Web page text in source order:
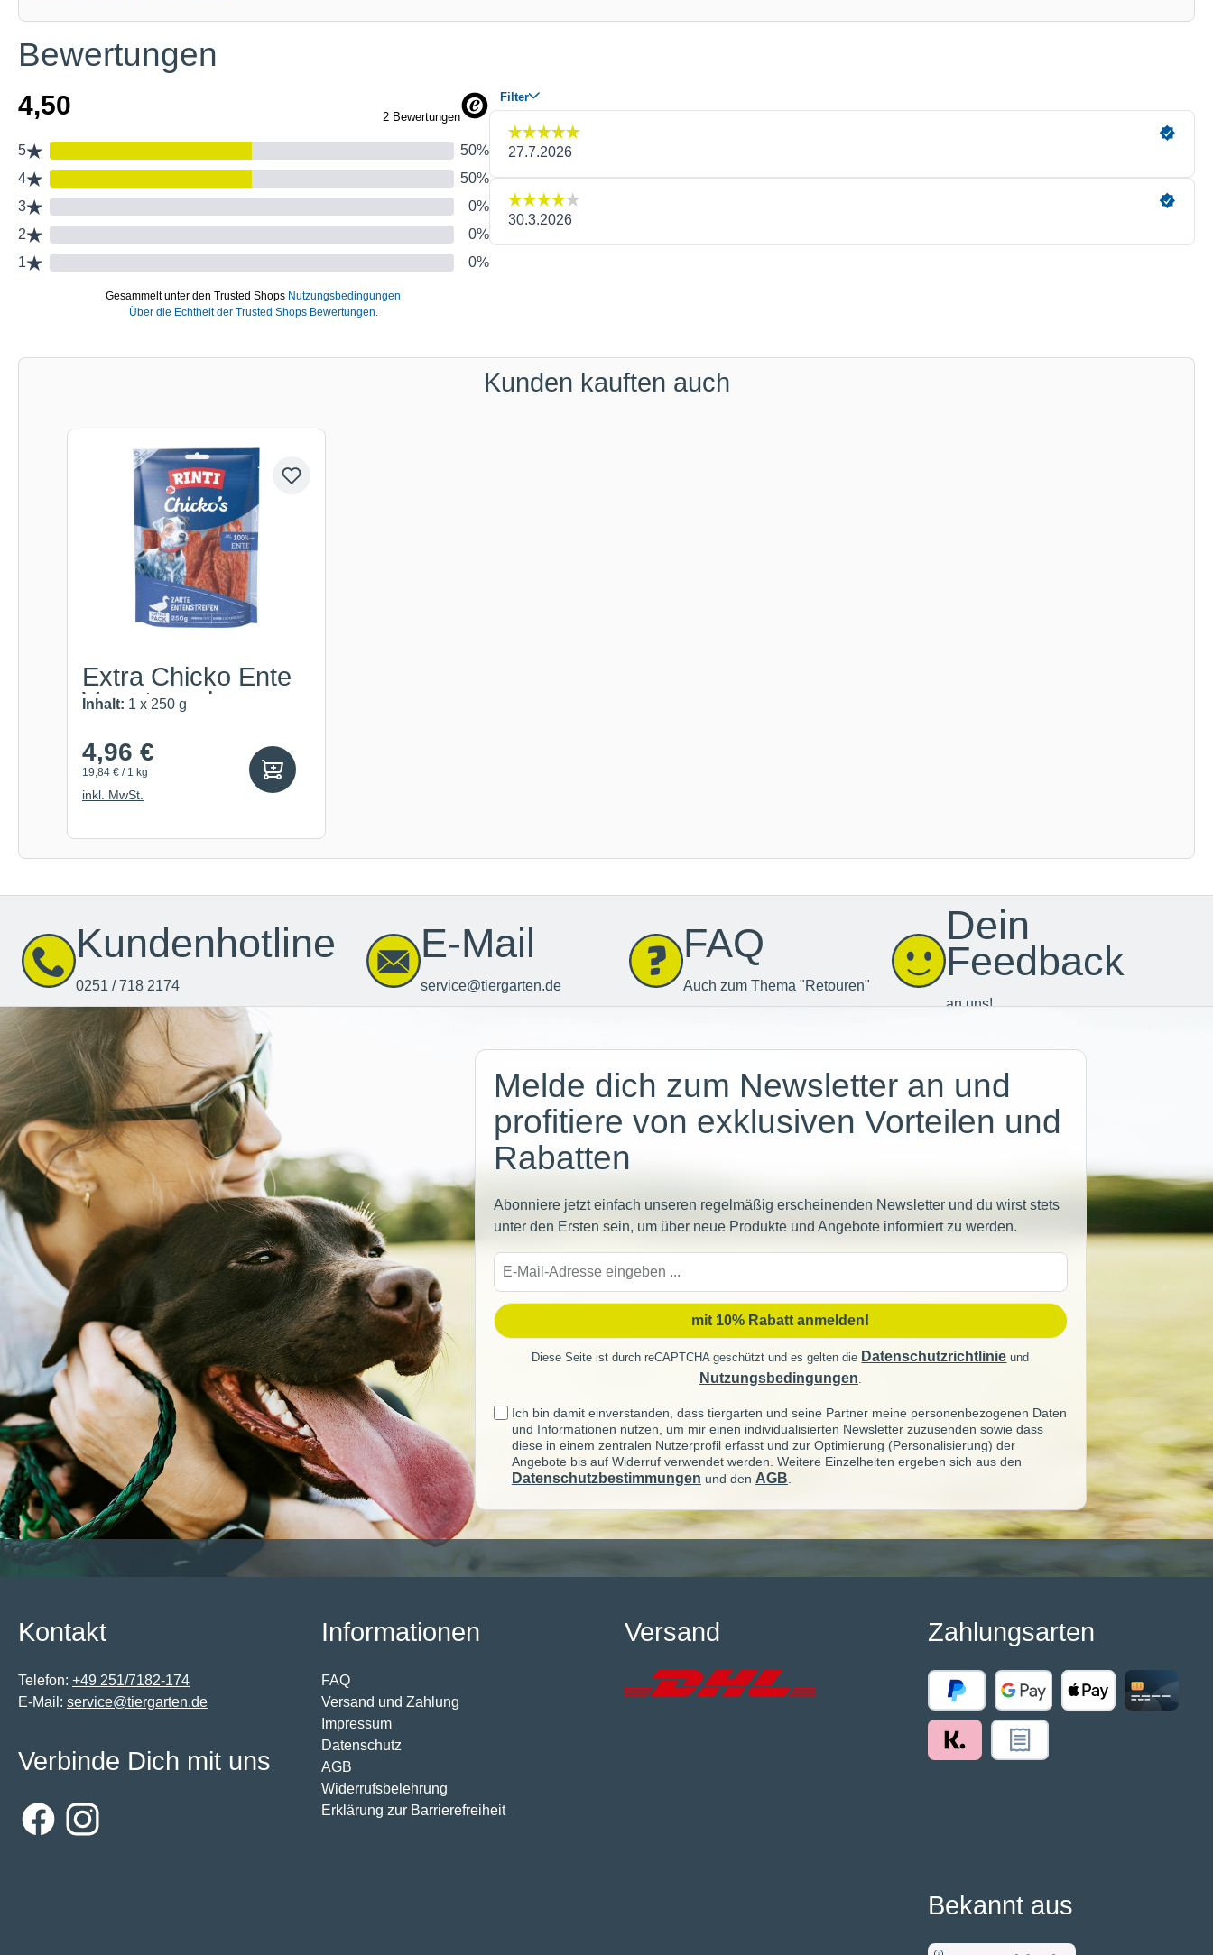
Bewertungen
Kunden kauften auch
Produktgalerie überspringen
Extra Chicko Ente
Vorratspack
Inhalt: 1 x 250 g
4,96 €
19,84 € / 1 kg
inkl. MwSt.
Kundenhotline
0251 / 718 2174
E-Mail
service@tiergarten.de
FAQ
Auch zum Thema "Retouren"
Dein
Feedback
an uns!
Melde dich zum Newsletter an und
profitiere von exklusiven Vorteilen und
Rabatten
Abonniere jetzt einfach unseren regelmäßig erscheinenden Newsletter und du wirst stets
unter den Ersten sein, um über neue Produkte und Angebote informiert zu werden.
Adresse
mit 10% Rabatt anmelden!
Diese Seite ist durch reCAPTCHA geschützt und es gelten die Datenschutzrichtlinie und
Nutzungsbedingungen.
Ich bin damit einverstanden, dass tiergarten und seine Partner meine personenbezogenen Daten
und Informationen nutzen, um mir einen individualisierten Newsletter zuzusenden sowie dass
diese in einem zentralen Nutzerprofil erfasst und zur Optimierung (Personalisierung) der
Angebote bis auf Widerruf verwendet werden. Weitere Einzelheiten ergeben sich aus den
Datenschutzbestimmungen und den AGB
Kontakt
Telefon: +49 251/7182-174
E-Mail: service@tiergarten.de
Informationen
FAQ
Versand und Zahlung
Impressum
Datenschutz
AGB
Widerrufsbelehrung
Erklärung zur Barrierefreiheit
Versand Zahlungsarten
Verbinde Dich mit uns
FacebookInstagram
Bekannt aus